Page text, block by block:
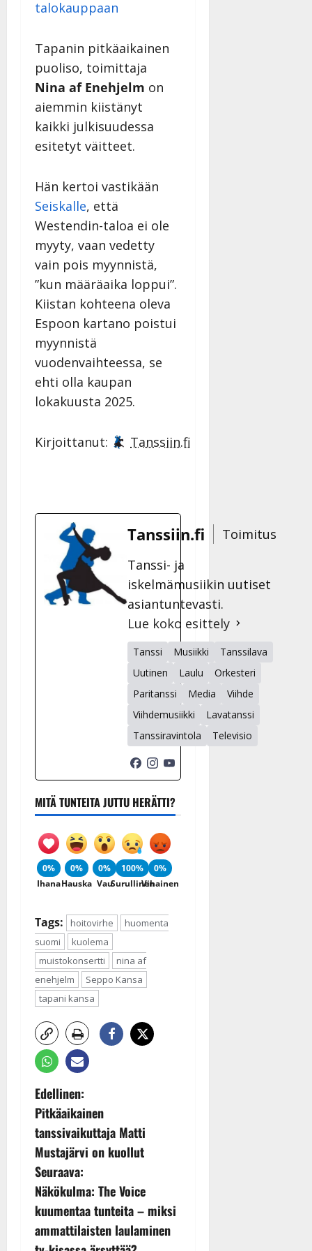
talokauppaan
Tapanin pitkäaikainen
puoliso, toimittaja
Nina af Enehjelm on
aiemmin kiistänyt
kaikki julkisuudessa
esitetyt väitteet.
Hän kertoi vastikään
Seiskalle, että
Westendin-taloa ei ole
myyty, vaan vedetty
vain pois myynnistä,
”kun määräaika loppui”.
Kiistan kohteena oleva
Espoon kartano poistui
myynnistä
vuodenvaihteessa, se
ehti olla kaupan
lokakuusta 2025.
Kirjoittanut: Tanssiin.fi
Tanssiin.fi
Toimitus
Tanssi- ja
iskelmämusiikin uutiset
asiantuntevasti.
Lue koko esittely
Tanssi Musiikki
Tanssilava
Uutinen
Laulu
Orkesteri
Paritanssi
Media
Viihde
Viihdemusiikki
Lavatanssi
Tanssiravintola
Televisio
MITÄ TUNTEITA JUTTU HERÄTTI?
0%
Ihana
0%
Hauska
0%
Vau
100%
Surullinen
0%
Vihainen
Tags: hoitovirhe
huomenta
suomi
kuolema
muistokonsertti
nina af
enehjelm
Seppo Kansa
tapani kansa
P
o
s
t
n
a
Edellinen:
Pitkäaikainen
tanssivaikuttaja Matti
Mustajärvi on kuollut
Seuraava:
Näkökulma: The Voice
kuumentaa tunteita – miksi
ammattilaisten laulaminen